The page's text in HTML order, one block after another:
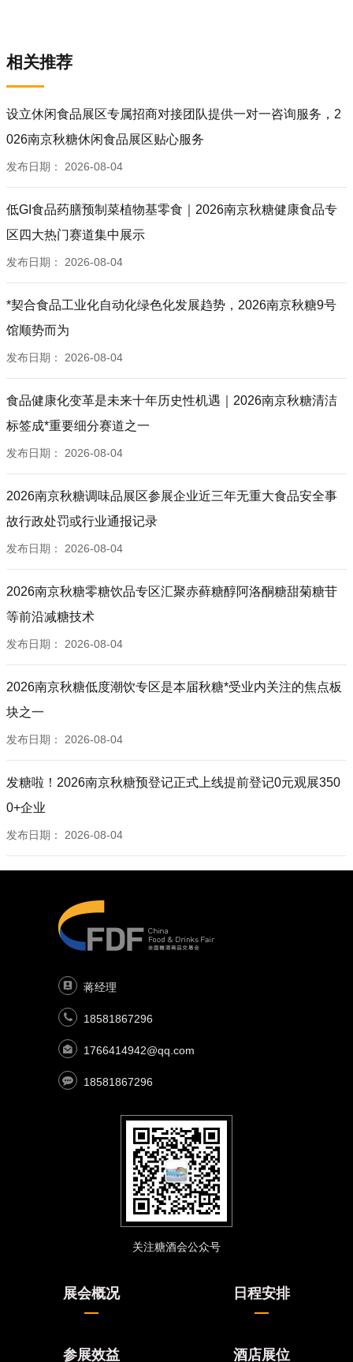
相关推荐
设立休闲食品展区专属招商对接团队提供一对一咨询服务，2
026南京秋糖休闲食品展区贴心服务
发布日期： 2026-08-04
低GI食品药膳预制菜植物基零食｜2026南京秋糖健康食品专
区四大热门赛道集中展示
发布日期： 2026-08-04
*契合食品工业化自动化绿色化发展趋势，2026南京秋糖9号
馆顺势而为
发布日期： 2026-08-04
食品健康化变革是未来十年历史性机遇｜2026南京秋糖清洁
标签成*重要细分赛道之一
发布日期： 2026-08-04
2026南京秋糖调味品展区参展企业近三年无重大食品安全事
故行政处罚或行业通报记录
发布日期： 2026-08-04
2026南京秋糖零糖饮品专区汇聚赤藓糖醇阿洛酮糖甜菊糖苷
等前沿减糖技术
发布日期： 2026-08-04
2026南京秋糖低度潮饮专区是本届秋糖*受业内关注的焦点板
块之一
发布日期： 2026-08-04
发糖啦！2026南京秋糖预登记正式上线提前登记0元观展350
0+企业
发布日期： 2026-08-04
蒋经理
18581867296
1766414942@qq.com
18581867296
关注糖酒会公众号
展会概况 日程安排
参展效益 酒店展位